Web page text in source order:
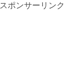
スポンサーリンク